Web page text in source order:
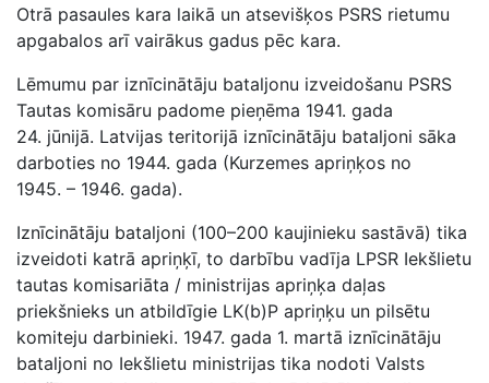
Otrā pasaules kara laikā un atsevišķos PSRS rietumu
apgabalos arī vairākus gadus pēc kara.
Lēmumu par iznīcinātāju bataljonu izveidošanu PSRS
Tautas komisāru padome pieņēma 1941. gada
24. jūnijā. Latvijas teritorijā iznīcinātāju bataljoni sāka
darboties no 1944. gada (Kurzemes apriņķos no
1945. – 1946. gada).
Iznīcinātāju bataljoni (100–200 kaujinieku sastāvā) tika
izveidoti katrā apriņķī, to darbību vadīja LPSR Iekšlietu
tautas komisariāta / ministrijas apriņķa daļas
priekšnieks un atbildīgie LK(b)P apriņķu un pilsētu
komiteju darbinieki. 1947. gada 1. martā iznīcinātāju
bataljoni no Iekšlietu ministrijas tika nodoti Valsts